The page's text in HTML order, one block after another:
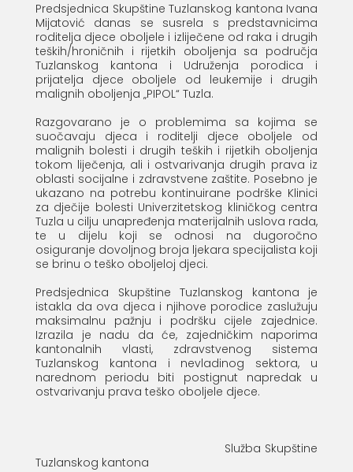
Predsjednica Skupštine Tuzlanskog kantona Ivana
Mijatović danas se susrela s predstavnicima
roditelja djece oboljele i izliječene od raka i drugih
teških/hroničnih i rijetkih oboljenja sa područja
Tuzlanskog kantona i Udruženja porodica i
prijatelja djece oboljele od leukemije i drugih
malignih oboljenja „PIPOL“ Tuzla.
Razgovarano je o problemima sa kojima se
suočavaju djeca i roditelji djece oboljele od
malignih bolesti i drugih teških i rijetkih oboljenja
tokom liječenja, ali i ostvarivanja drugih prava iz
oblasti socijalne i zdravstvene zaštite. Posebno je
ukazano na potrebu kontinuirane podrške Klinici
za dječije bolesti Univerzitetskog kliničkog centra
Tuzla u cilju unapređenja materijalnih uslova rada,
te u dijelu koji se odnosi na dugoročno
osiguranje dovoljnog broja ljekara specijalista koji
se brinu o teško oboljeloj djeci.
Predsjednica Skupštine Tuzlanskog kantona je
istakla da ova djeca i njihove porodice zaslužuju
maksimalnu pažnju i podršku cijele zajednice.
Izrazila je nadu da će, zajedničkim naporima
kantonalnih vlasti, zdravstvenog sistema
Tuzlanskog kantona i nevladinog sektora, u
narednom periodu biti postignut napredak u
ostvarivanju prava teško oboljele djece.
Služba Skupštine
Tuzlanskog kantona